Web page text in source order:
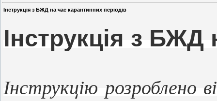
Інструкція з БЖД на час карантинних періодів
Інструкція з БЖД
Інструкцію розроблено